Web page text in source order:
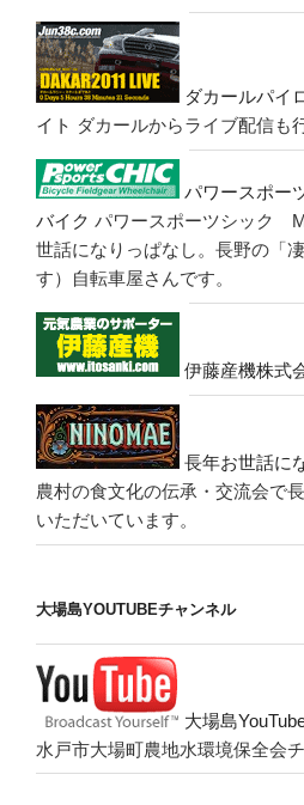
ダカールパイ
イト ダカールからライブ配信も
パワースポー
バイク パワースポーツシック
世話になりっぱなし。長野の「
す）自転車屋さんです。
伊藤産機株式
長年お世話に
農村の食文化の伝承・交流会で
いただいています。
大場島YOUTUBEチャンネル
大場島
水戸市大場町農地水環境保全会